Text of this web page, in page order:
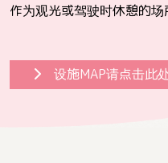
作为观光或驾驶时休憩的
设施MAP请点击此处